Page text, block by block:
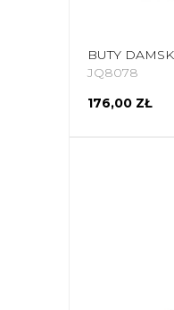
JQ8078
176,00 ZŁ